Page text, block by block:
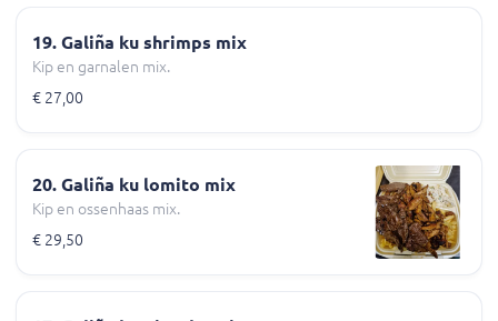
19. Galiña ku shrimps mix
Kip en garnalen mix.
€ 27,00
20. Galiña ku lomito mix
Kip en ossenhaas mix.
€ 29,50